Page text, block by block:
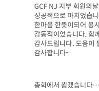
GCF NJ 지부 회원의
성공적으로 마치었습
한마음 한뜻이되어 봉
감동적이었습니다. 함
감사드립니다. 도움이
감사합니다~
총회에서 뵙겠습니다…